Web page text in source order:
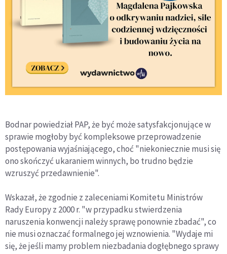
Bodnar powiedział PAP, że być może satysfakcjonujące w
sprawie mogłoby być kompleksowe przeprowadzenie
postępowania wyjaśniającego, choć "niekoniecznie musi się
ono skończyć ukaraniem winnych, bo trudno będzie
wzruszyć przedawnienie".
Wskazał, że zgodnie z zaleceniami Komitetu Ministrów
Rady Europy z 2000 r. "w przypadku stwierdzenia
naruszenia konwencji należy sprawę ponownie zbadać", co
nie musi oznaczać formalnego jej wznowienia. "Wydaje mi
się, że jeśli mamy problem niezbadania dogłębnego sprawy